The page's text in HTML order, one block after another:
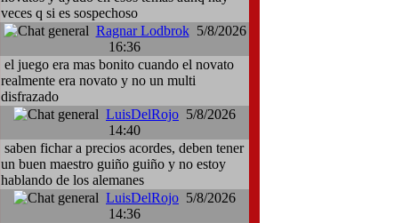
veces q si es sospechoso
Ragnar Lodbrok5/8/2026
16:36
el juego era mas bonito cuando el novato
realmente era novato y no un multi
disfrazado
LuisDelRojo 5/8/2026
14:40
saben fichar a precios acordes, deben tener
un buen maestro guiño guiño y no estoy
hablando de los alemanes
LuisDelRojo 5/8/2026
14:36